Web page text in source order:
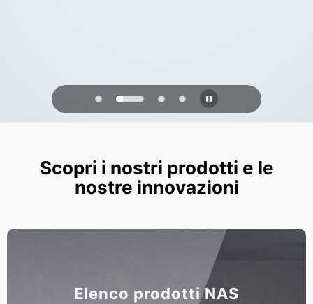
futuro
Scopri i nostri prodotti e le
nostre innovazioni
Elenco prodotti NAS